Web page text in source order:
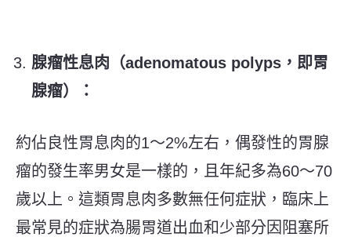
腺瘤性息肉（adenomatous polyps，即胃
腺瘤）：
約佔良性胃息肉的1～2%左右，偶發性的胃腺
瘤的發生率男女是一樣的，且年紀多為60～70
歲以上。這類胃息肉多數無任何症狀，臨床上
最常見的症狀為腸胃道出血和少部分因阻塞所